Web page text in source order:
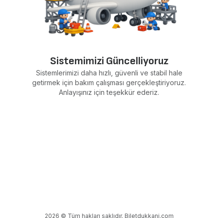
Sistemimizi Güncelliyoruz
Sistemlerimizi daha hızlı, güvenli ve stabil hale
getirmek için bakım çalışması gerçekleştiriyoruz.
Anlayışınız için teşekkür ederiz.
2026 © Tüm hakları saklıdır. Biletdukkani.com